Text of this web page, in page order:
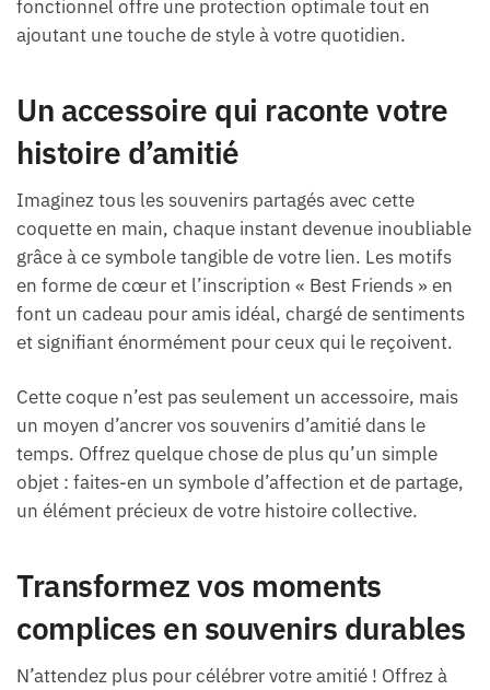
fonctionnel offre une protection optimale tout en
ajoutant une touche de style à votre quotidien.
Un accessoire qui raconte votre
histoire d’amitié
Imaginez tous les souvenirs partagés avec cette
coquette en main, chaque instant devenue inoubliable
grâce à ce symbole tangible de votre lien. Les motifs
en forme de cœur et l’inscription « Best Friends » en
font un cadeau pour amis idéal, chargé de sentiments
et signifiant énormément pour ceux qui le reçoivent.
Cette coque n’est pas seulement un accessoire, mais
un moyen d’ancrer vos souvenirs d’amitié dans le
temps. Offrez quelque chose de plus qu’un simple
objet : faites-en un symbole d’affection et de partage,
un élément précieux de votre histoire collective.
Transformez vos moments
complices en souvenirs durables
N’attendez plus pour célébrer votre amitié ! Offrez à